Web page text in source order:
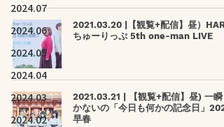
2024.07
2024.06
2024.05
2024.04
2024.03
2024.02
2021.03.20 |【観覧+配信】昼）
ちゅーりっぷ 5th one-man LIVE
2021.03.21 | 【観覧+配信】昼) 一瞬
かないの「今日も何かの記念日」
早春